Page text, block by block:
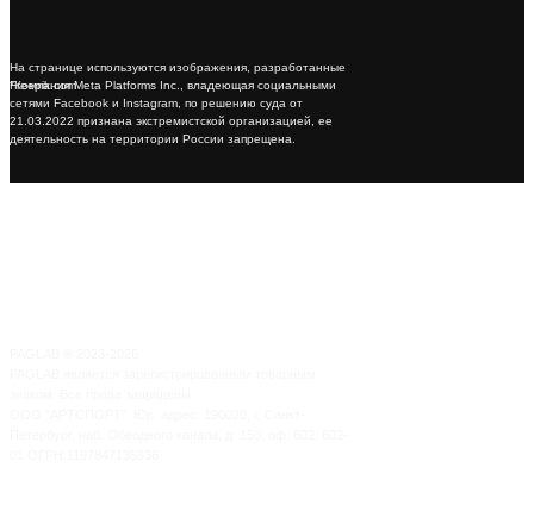
*Компания Meta Platforms Inc., владеющая социальными
сетями Facebook и Instagram, по решению суда от
21.03.2022 признана экстремистской организацией, ее
деятельность на территории России запрещена.
На странице используются изображения, разработанные
Freepik.com